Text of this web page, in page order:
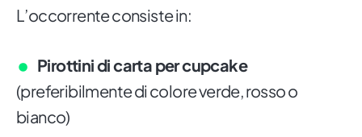
L’occorrente consiste in:
Pirottini di carta per cupcake
(preferibilmente di colore verde, rosso o
bianco)